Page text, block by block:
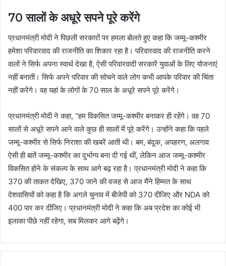
70सालों के अधूरे सपने पूरे करेंगे
प्रधानमंत्री मोदी ने पिछली सरकारों पर हमला बोलते हुए कहा कि जम्मू-कश्मीर
हमेशा परिवारवाद की राजनीति का शिकार रहा है। परिवारवाद की राजनीति करने
वालों ने सिर्फ अपना स्वार्थ देखा है, ऐसी परिवारवादी सरकारें युवाओं के लिए योजनाएं
नहीं बनाती। सिर्फ अपने परिवार की सोचने वाले लोग कभी आपके परिवार की चिंता
नहीं करेंगे। वह यहां के लोगों के 70 साल के अधूरे सपने पूरे करेंगे।
प्रधानमंत्री मोदी ने कहा, “हम विकसित जम्मू-कश्मीर बनाकर ही रहेंगे। वह 70
सालों से अधूरे सपने आने वाले कुछ ही सालों में पूरे करेंगे। उन्होंने कहा कि पहले
जम्मू-कश्मीर से सिर्फ निराशा की खबरें आती थी। बम, बंदूक, अपहरण, अलगाव
ऐसी ही बातें जम्मू-कश्मीर का दुर्भाग्य बना दी गई थीं, लेकिन आज जम्मू-कश्मीर
विकसित होने के संकल्प के साथ आगे बढ़ रहा है। प्रधानमंत्री मोदी ने कहा कि
370 की ताकत देखिए, 370 जाने की वजह से आज मैंने हिम्मत के साथ
देशवासियों को कहा है कि अगले चुनाव में बीजेपी को 370 दीजिए और NDA को
400 पार कर दीजिए। प्रधानमंत्री मोदी ने कहा कि अब प्रदेश का कोई भी
इलाका पीछे नहीं रहेगा, सब मिलकर आगे बढ़ेंगे।